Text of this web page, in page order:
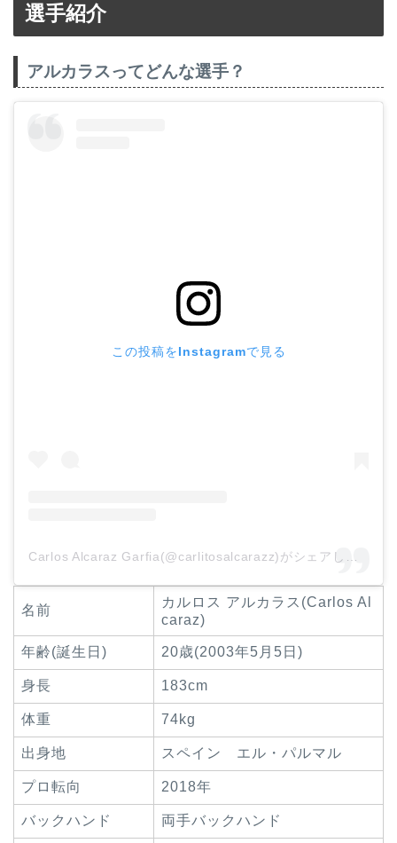
選手紹介
アルカラスってどんな選手？
この投稿をInstagramで見る
名前
カルロス アルカラス(Carlos Al
caraz)
年齢(誕生日) 20歳(2003年5月5日)
身長 183cm
体重 74kg
出身地 スペイン エル・パルマル
プロ転向 2018年
バックハンド 両手バックハンド